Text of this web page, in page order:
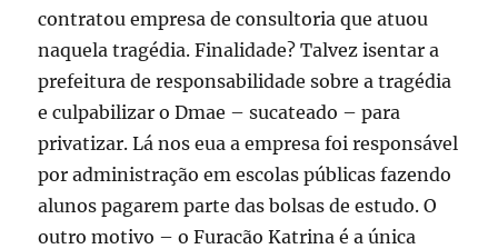
contratou empresa de consultoria que atuou
naquela tragédia. Finalidade? Talvez isentar a
prefeitura de responsabilidade sobre a tragédia
e culpabilizar o Dmae – sucateado – para
privatizar. Lá nos eua a empresa foi responsável
por administração em escolas públicas fazendo
alunos pagarem parte das bolsas de estudo. O
outro motivo – o Furacão Katrina é a única